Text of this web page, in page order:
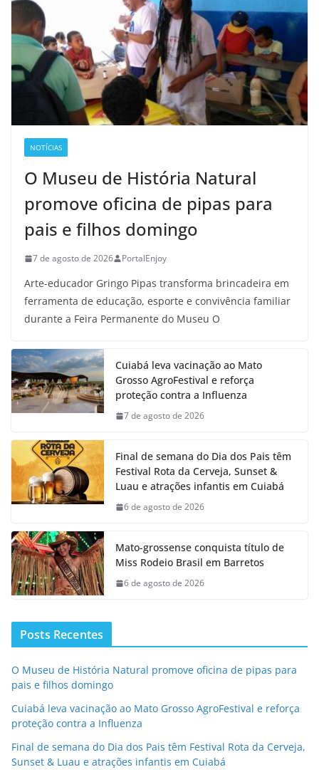
NOTÍCIAS
O Museu de História Natural
promove oficina de pipas para
pais e filhos domingo
7 de agosto de 2026 PortalEnjoy
Arte-educador Gringo Pipas transforma brincadeira em
ferramenta de educação, esporte e convivência familiar
durante a Feira Permanente do Museu O
Cuiabá leva vacinação ao Mato
Grosso AgroFestival e reforça
proteção contra a Influenza
7 de agosto de 2026
Final de semana do Dia dos Pais têm
Festival Rota da Cerveja, Sunset &
Luau e atrações infantis em Cuiabá
6 de agosto de 2026
Mato-grossense conquista título de
Miss Rodeio Brasil em Barretos
6 de agosto de 2026
Posts Recentes
O Museu de História Natural promove oficina de pipas para
pais e filhos domingo
Cuiabá leva vacinação ao Mato Grosso AgroFestival e reforça
proteção contra a Influenza
Final de semana do Dia dos Pais têm Festival Rota da Cerveja,
Sunset & Luau e atrações infantis em Cuiabá